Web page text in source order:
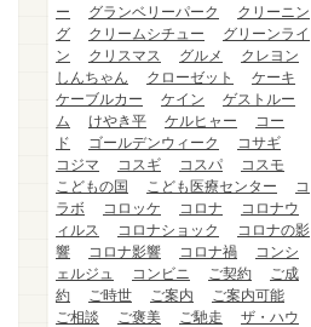
ー
グランベリーパーク
クリーニン
グ
クリームシチュー
グリーンライ
ン
クリスマス グルメ
クレヨン
しんちゃん
クローゼット
ケーキ
ケーブルカー
ケイン
ゲストルー
ム
けやき平 ケルヒャー
コー
ド
ゴールデンウィーク
コサギ
コジマ
コスギ コスパ
コスモ
こどもの国
こども医療センター
コ
ラボ
コロッケ コロナ
コロナウ
ィルス
コロナショック
コロナの影
響
コロナ影響 コロナ禍
コンシ
ェルジュ
コンビニ ご契約
ご成
約
ご時世 ご案内
ご案内可能
ご相談
ご褒美 ご馳走
ザ・ハウ